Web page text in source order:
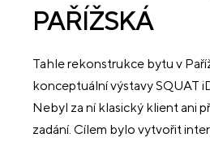
PAŘÍŽSKÁ
Tahle rekonstrukce bytu v
konceptuální výstavy SQUAT
Nebyl za ní klasický klient ani
zadání. Cílem bylo vytvořit